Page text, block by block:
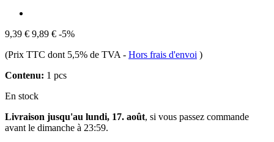
9,39 € 9,89 € -5%
(Prix TTC dont 5,5% de TVA - Hors frais d'envoi )
Contenu: 1 pcs
En stock
Livraison jusqu'au lundi, 17. août, si vous passez commande
avant le dimanche à 23:59.